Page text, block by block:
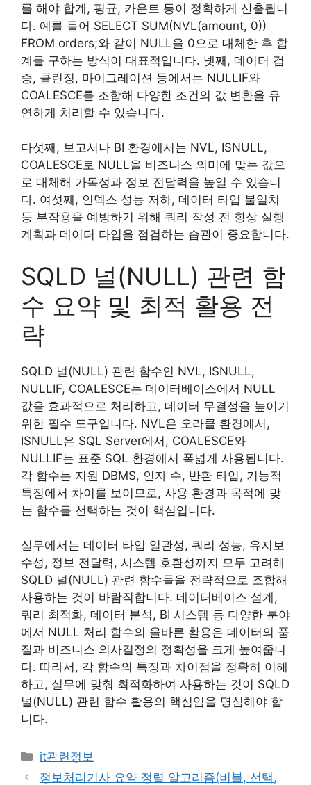
를 해야 합계, 평균, 카운트 등이 정확하게 산출됩니
다. 예를 들어 SELECT SUM(NVL(amount, 0))
FROM orders;와 같이 NULL을 0으로 대체한 후 합
계를 구하는 방식이 대표적입니다. 넷째, 데이터 검
증, 클린징, 마이그레이션 등에서는 NULLIF와
COALESCE를 조합해 다양한 조건의 값 변환을 유
연하게 처리할 수 있습니다.
다섯째, 보고서나 BI 환경에서는 NVL, ISNULL,
COALESCE로 NULL을 비즈니스 의미에 맞는 값으
로 대체해 가독성과 정보 전달력을 높일 수 있습니
다. 여섯째, 인덱스 성능 저하, 데이터 타입 불일치
등 부작용을 예방하기 위해 쿼리 작성 전 항상 실행
계획과 데이터 타입을 점검하는 습관이 중요합니다.
SQLD 널(NULL) 관련 함
수 요약 및 최적 활용 전
략
SQLD 널(NULL) 관련 함수인 NVL, ISNULL,
NULLIF, COALESCE는 데이터베이스에서 NULL
값을 효과적으로 처리하고, 데이터 무결성을 높이기
위한 필수 도구입니다. NVL은 오라클 환경에서,
ISNULL은 SQL Server에서, COALESCE와
NULLIF는 표준 SQL 환경에서 폭넓게 사용됩니다.
각 함수는 지원 DBMS, 인자 수, 반환 타입, 기능적
특징에서 차이를 보이므로, 사용 환경과 목적에 맞
는 함수를 선택하는 것이 핵심입니다.
실무에서는 데이터 타입 일관성, 쿼리 성능, 유지보
수성, 정보 전달력, 시스템 호환성까지 모두 고려해
SQLD 널(NULL) 관련 함수들을 전략적으로 조합해
사용하는 것이 바람직합니다. 데이터베이스 설계,
쿼리 최적화, 데이터 분석, BI 시스템 등 다양한 분야
에서 NULL 처리 함수의 올바른 활용은 데이터의 품
질과 비즈니스 의사결정의 정확성을 크게 높여줍니
다. 따라서, 각 함수의 특징과 차이점을 정확히 이해
하고, 실무에 맞춰 최적화하여 사용하는 것이 SQLD
널(NULL) 관련 함수 활용의 핵심임을 명심해야 합
니다.
카
테
it관련정보
정보처리기사 요약 정렬 알고리즘(버블, 선택,